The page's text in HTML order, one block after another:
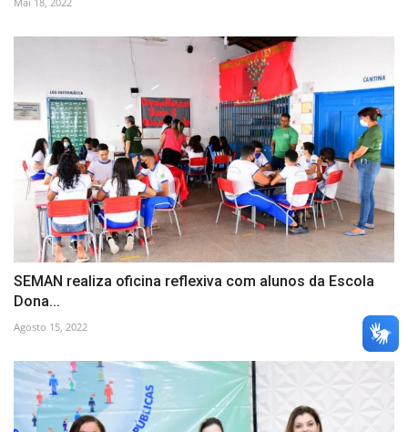
SEMAN realiza oficina reflexiva com alunos da Escola
Dona...
Agosto 15, 2022